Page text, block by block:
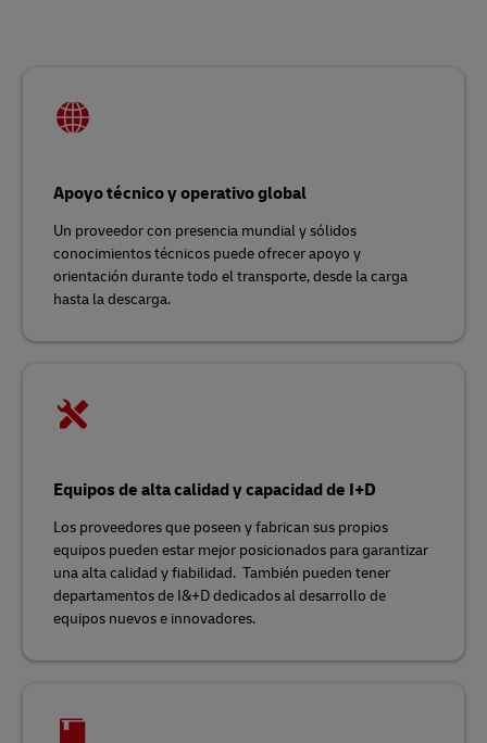
Apoyo técnico y operativo global
Un proveedor con presencia mundial y sólidos
conocimientos técnicos puede ofrecer apoyo y
orientación durante todo el transporte, desde la carga
hasta la descarga.
Equipos de alta calidad y capacidad de I+D
Los proveedores que poseen y fabrican sus propios
equipos pueden estar mejor posicionados para garantizar
una alta calidad y fiabilidad. También pueden tener
departamentos de I&+D dedicados al desarrollo de
equipos nuevos e innovadores.